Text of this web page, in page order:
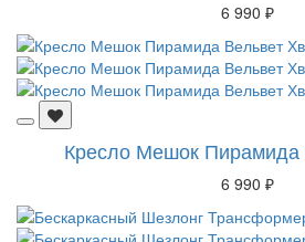
6 990 ₽
Кресло Мешок Пирамида
6 990 ₽